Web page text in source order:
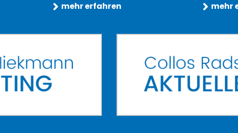
mehr erfahren mehr